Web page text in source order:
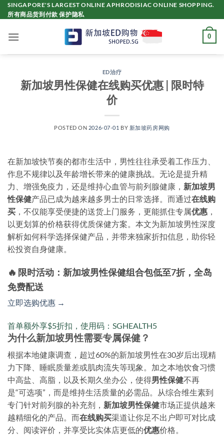
Skip
to
SINGAPORE'S LARGEST ONLINE APHRODISIAC ONLINE SHOPPING.
所有商品货到付款 保护隐私
0
ED治疗
新加坡男性保健在线购买优惠 | 限时特
价
POSTED ON 2026-07-01 BY 新加坡药房网购
在新加坡快节奏的都市生活中，男性往往承受着工作压力、
作息不规律以及年龄增长带来的健康挑战。无论是提升精
力、增强免疫力，还是维持心血管与前列腺健康， 新加坡男
性保健产品已成为越来越多男士的日常选择。而通过在线购
买 ，不仅能享受便捷的送货上门服务，更能抓住专属优惠
以更划算的价格获得优质保健方案。本文为新加坡男性深度
解析如何科学选择保健产品，并带来独家折扣信息，助你轻
松投资自身健康。
🔥 限时活动：新加坡男性保健组合包低至7折，全岛
免费配送
立即选购优惠 →
首单额外享$5折扣，使用码：SGHEALTH5
为什么新加坡男性需要专属保健？
根据本地健康调查，超过60%的新加坡男性在30岁后出现精
力下降、睡眠质量差或肌肉流失等现象。加之本地饮食习惯
中高盐、高脂，以及长期久坐办公，使得男性保健不再
是“可选项”，而是维持生活质量的必需品。从综合维生素到
专门针对前列腺的补充剂， 新加坡男性保健市场正提供越来
越精细化的产品。而在线购买渠道让你足不出户即可对比成
分、阅读评价，并享受比实体店更低的优惠价格。